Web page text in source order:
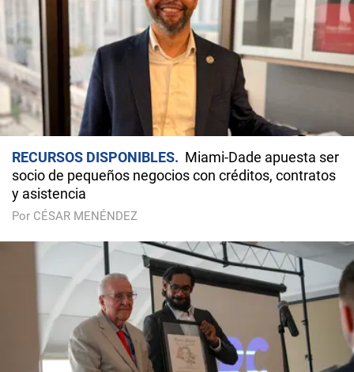
RECURSOS DISPONIBLES
Miami-Dade apuesta ser
socio de pequeños negocios con créditos, contratos
y asistencia
Por CÉSAR MENÉNDEZ